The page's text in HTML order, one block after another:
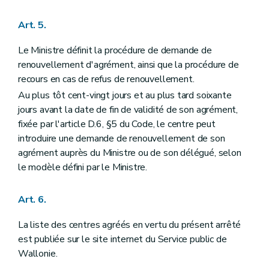
Art. 5.
Le Ministre définit la procédure de demande de
renouvellement d'agrément, ainsi que la procédure de
recours en cas de refus de renouvellement.
Au plus tôt cent-vingt jours et au plus tard soixante
jours avant la date de fin de validité de son agrément,
fixée par l'article D.6, §5 du Code, le centre peut
introduire une demande de renouvellement de son
agrément auprès du Ministre ou de son délégué, selon
le modèle défini par le Ministre.
Art. 6.
La liste des centres agréés en vertu du présent arrêté
est publiée sur le site internet du Service public de
Wallonie.